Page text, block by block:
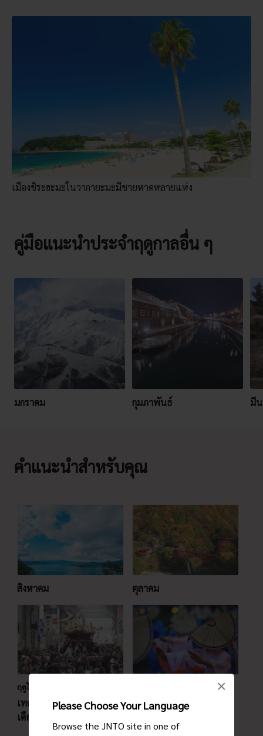
Please Choose Your Language
Browse the JNTO site in one of
×
เมืองชิระฮะมะในวากายะมะมีชายหาดหลายแห่ง
คู่มือแนะนำประจำฤดูกาลอื่น ๆ
มกราคม กุมภาพันธ์ มี
คำแนะนำสำหรับคุณ
สิงหาคม ตุลาคม
ฤดูใบไม้ร่วง
เทศกาลคิชิวะดะดันจิริประจำ
เดือนกันยายน
เทศกาลโอวาระคาเซะโนะ